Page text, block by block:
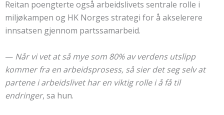
Reitan poengterte også arbeidslivets sentrale rolle i
miljøkampen og HK Norges strategi for å akselerere
innsatsen gjennom partssamarbeid.
— Når vi vet at så mye som 80% av verdens utslipp
kommer fra en arbeidsprosess, så sier det seg selv at
partene i arbeidslivet har en viktig rolle i å få til
endringer, sa hun.